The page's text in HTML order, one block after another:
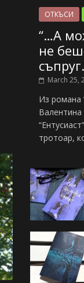
ОТКЪСИ
“…А
не
March 25,
Из романа
Валентина
тротоар,